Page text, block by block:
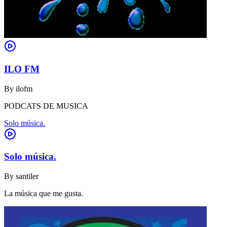
ILO FM
By ilofm
PODCATS DE MUSICA
Solo música.
Solo música.
By santiler
La música que me gusta.